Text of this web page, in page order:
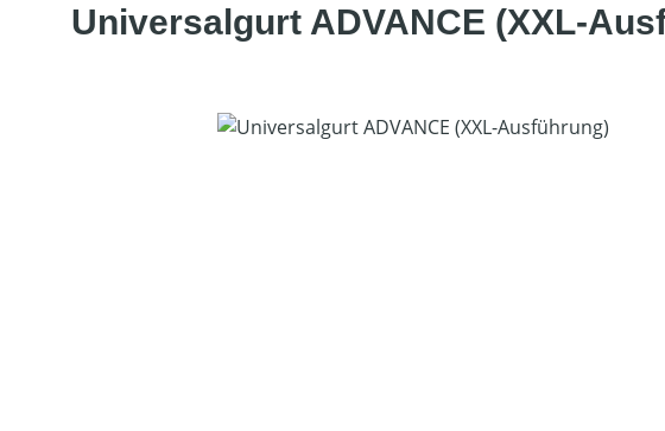
Universalgurt ADVANCE (XXL-
Bildergalerie überspringen